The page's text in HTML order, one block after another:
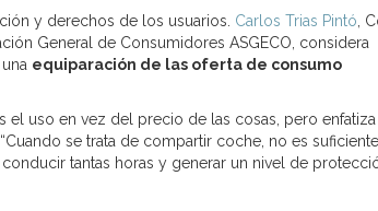
y derechos de los usuarios. Carlos Trias Pintó ,
General de Consumidores ASGECO, considera
equiparación de las oferta de consumo
uso en vez del precio de las cosas, pero
se trata de compartir coche, no es
tantas horas y generar un nivel de